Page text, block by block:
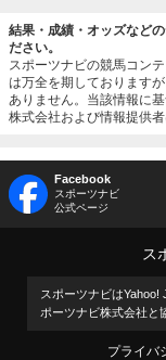
結果・成績・オッズなど
ださい。
スポーツナビの競馬コン
は万全を期しております
ありません。当該情報に
株式会社および情報提供
Facebook
スポーツナビ
公式ページ
ス
スポーツナビはYahoo!
ポーツナビ株式会社と
プライバ